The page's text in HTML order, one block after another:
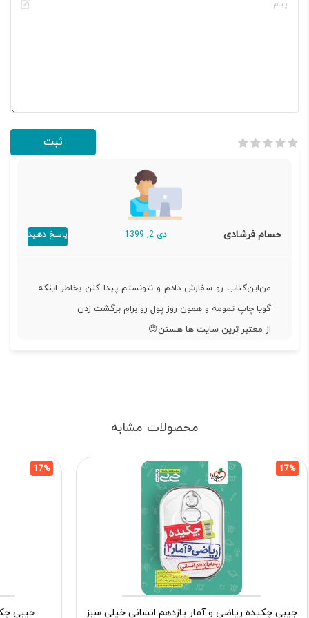
حسام فرشادی دی 2, 1399 پاسخ دهید
من‌این‌کتاب رو سفارش دادم و نتونستم پیدا کنن بخاطر اینکه
گویا چاپ تمومه و همون روز پول رو برام برگشت زدن
از معتبر ترین سایت ها هستن😍
محصولات مشابه
17%
جیبی چکیده ریاضی و آمار یازدهم انسانی خیلی سبز
17%
جیبی